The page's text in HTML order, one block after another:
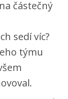
částečný
sedí víc?
týmu